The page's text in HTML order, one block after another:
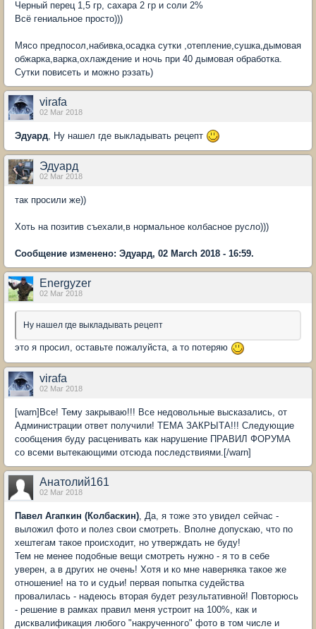
Черный перец 1,5 гр, сахара 2 гр и соли 2%
Всё гениальное просто)))
Мясо предпосол,набивка,осадка сутки ,отепление,сушка,дымовая
обжарка,варка,охлаждение и ночь при 40 дымовая обработка.
Сутки повисеть и можно рэзать)
virafa
02 Mar 2018
Эдуард , Ну нашел где выкладывать рецепт
Эдуард
02 Mar 2018
так просили же))
Хоть на позитив съехали,в нормальное колбасное русло)))
Сообщение изменено: Эдуард, 02 March 2018 - 16:59.
Energyzer
02 Mar 2018
Ну нашел где выкладывать рецепт
это я просил, оставьте пожалуйста, а то потеряю
virafa
02 Mar 2018
[warn]Все! Тему закрываю!!! Все недовольные высказались, от
Администрации ответ получили! ТЕМА ЗАКРЫТА!!! Следующие
сообщения буду расценивать как нарушение ПРАВИЛ ФОРУМА
со всеми вытекающими отсюда последствиями.[/warn]
Анатолий161
02 Mar 2018
Павел Агапкин (Колбаскин) , Да, я тоже это увидел сейчас -
выложил фото и полез свои смотреть. Вполне допускаю, что по
хештегам такое происходит, но утверждать не буду!
Тем не менее подобные вещи смотреть нужно - я то в себе
уверен, а в других не очень! Хотя и ко мне наверняка такое же
отношение! на то и судьи! первая попытка судейства
провалилась - надеюсь вторая будет результативной! Повторюсь
- решение в рамках правил меня устроит на 100%, как и
дисквалификация любого "накрученного" фото в том числе и